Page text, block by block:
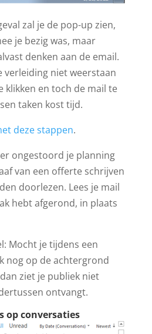
zal je de pop-up zien,
je bezig was, maar
denken aan de email.
verleiding niet weerstaan
klikken en toch de mail te
taken kost tijd.
deze stappen.
ongestoord je planning
van een offerte schrijven
doorlezen. Lees je mail
hebt afgerond, in plaats
Mocht je tijdens een
nog op de achtergrond
ziet je publiek niet
ontvangt.
op conversaties